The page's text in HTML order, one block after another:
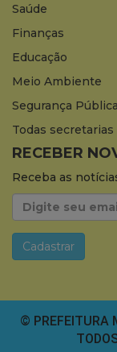
Saúde
Finanças
Educação
Meio Ambiente
Segurança Pública
Todas secretarias
RECEBER
Receba as
© PREFEITURA